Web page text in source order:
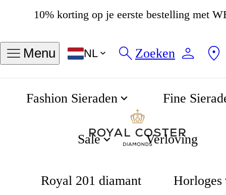
4.8 538 beoordelingen
Menu NL Zoeken
Fashion Sieraden Fine
Sale Verloving
Royal 201 diamant Horloges
Tissot